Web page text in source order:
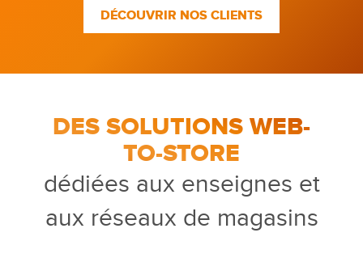
DÉCOUVRIR NOS CLIENTS
DES SOLUTIONS WEB-
TO-STORE
dédiées aux enseignes et
aux réseaux de magasins